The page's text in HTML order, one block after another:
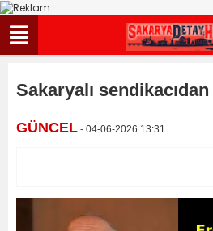
Sakaryalı
GÜNCEL - 04-06-2026 13:31